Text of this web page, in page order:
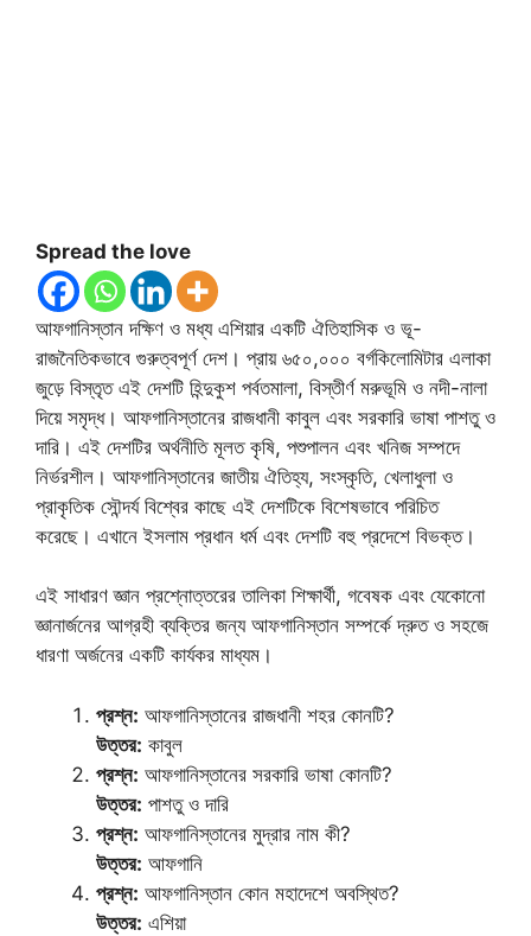
Spread the love
আফগানিস্তান দক্ষিণ ও মধ্য এশিয়ার একটি ঐতিহাসিক ও ভূ-
রাজনৈতিকভাবে গুরুত্বপূর্ণ দেশ। প্রায় ৬৫০,০০০ বর্গকিলোমিটার এলাকা
জুড়ে বিস্তৃত এই দেশটি হিন্দুকুশ পর্বতমালা, বিস্তীর্ণ মরুভূমি ও নদী-নালা
দিয়ে সমৃদ্ধ। আফগানিস্তানের রাজধানী কাবুল এবং সরকারি ভাষা পাশতু ও
দারি। এই দেশটির অর্থনীতি মূলত কৃষি, পশুপালন এবং খনিজ সম্পদে
নির্ভরশীল। আফগানিস্তানের জাতীয় ঐতিহ্য, সংস্কৃতি, খেলাধুলা ও
প্রাকৃতিক সৌন্দর্য বিশ্বের কাছে এই দেশটিকে বিশেষভাবে পরিচিত
করেছে। এখানে ইসলাম প্রধান ধর্ম এবং দেশটি বহু প্রদেশে বিভক্ত।
এই সাধারণ জ্ঞান প্রশ্নোত্তরের তালিকা শিক্ষার্থী, গবেষক এবং যেকোনো
জ্ঞানার্জনের আগ্রহী ব্যক্তির জন্য আফগানিস্তান সম্পর্কে দ্রুত ও সহজে
ধারণা অর্জনের একটি কার্যকর মাধ্যম।
প্রশ্ন: আফগানিস্তানের রাজধানী শহর কোনটি?
উত্তর: কাবুল
প্রশ্ন: আফগানিস্তানের সরকারি ভাষা কোনটি?
উত্তর: পাশতু ও দারি
প্রশ্ন: আফগানিস্তানের মুদ্রার নাম কী?
উত্তর: আফগানি
প্রশ্ন: আফগানিস্তান কোন মহাদেশে অবস্থিত?
উত্তর: এশিয়া